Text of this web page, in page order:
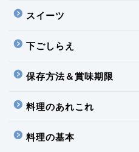
スイーツ
下ごしらえ
保存方法＆賞味期限
料理のあれこれ
料理の基本